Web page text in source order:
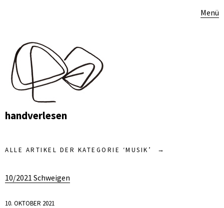
Menü
handverlesen
ALLE ARTIKEL DER KATEGORIE ‘MUSIK ’
10/2021 Schweigen
10. OKTOBER 2021